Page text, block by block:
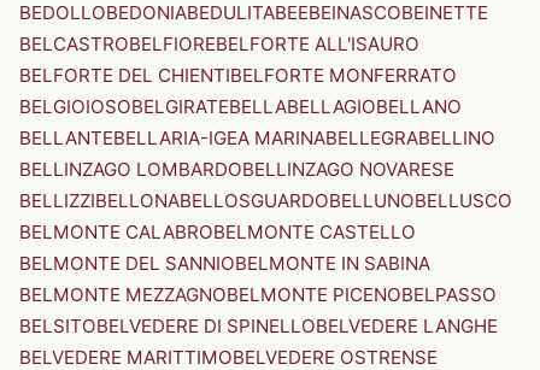
BEDOLLOBEDONIABEDULITABEEBEINASCOBEINETTE
BELCASTROBELFIOREBELFORTE ALL'ISAURO
BELFORTE DEL CHIENTIBELFORTE MONFERRATO
BELGIOIOSOBELGIRATEBELLABELLAGIOBELLANO
BELLANTEBELLARIA-IGEA MARINABELLEGRABELLINO
BELLINZAGO LOMBARDOBELLINZAGO NOVARESE
BELLIZZIBELLONABELLOSGUARDOBELLUNOBELLUSCO
BELMONTE CALABROBELMONTE CASTELLO
BELMONTE DEL SANNIOBELMONTE IN SABINA
BELMONTE MEZZAGNOBELMONTE PICENOBELPASSO
BELSITOBELVEDERE DI SPINELLOBELVEDERE LANGHE
BELVEDERE MARITTIMOBELVEDERE OSTRENSE